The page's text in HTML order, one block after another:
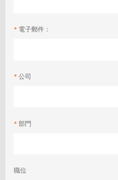
電子郵件：
公司
部門
職位